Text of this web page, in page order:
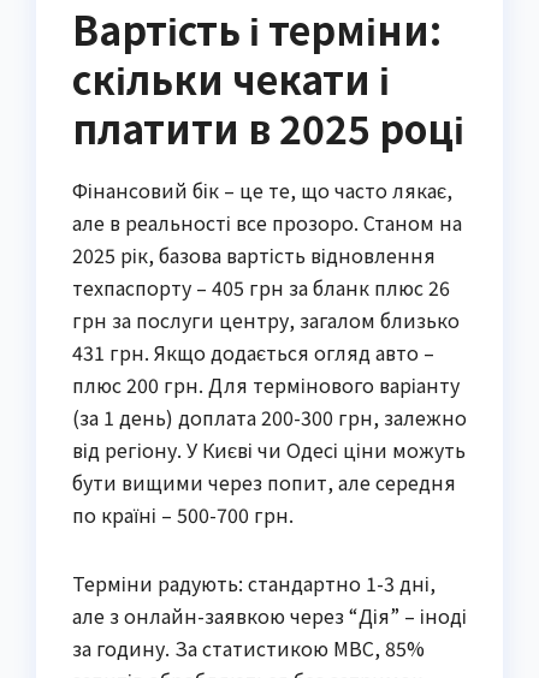
Вартість і терміни:
скільки чекати і
платити в 2025 році
Фінансовий бік – це те, що часто лякає,
але в реальності все прозоро. Станом на
2025 рік, базова вартість відновлення
техпаспорту – 405 грн за бланк плюс 26
грн за послуги центру, загалом близько
431 грн. Якщо додається огляд авто –
плюс 200 грн. Для термінового варіанту
(за 1 день) доплата 200-300 грн, залежно
від регіону. У Києві чи Одесі ціни можуть
бути вищими через попит, але середня
по країні – 500-700 грн.
Терміни радують: стандартно 1-3 дні,
але з онлайн-заявкою через “Дія” – іноді
за годину. За статистикою МВС, 85%